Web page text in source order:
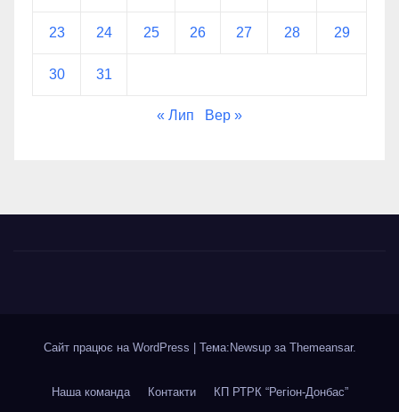
23 24 25 26 27 28 29
30 31
« Лип Вер »
Сайт працює на WordPress Тема:Newsup за Themeansar.
Наша команда Контакти КП РТРК “Регіон-Донбас”